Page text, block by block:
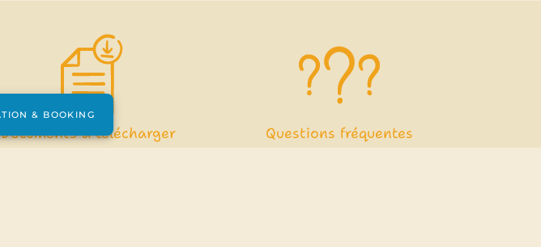
Documents à télécharger Questions fréquentes